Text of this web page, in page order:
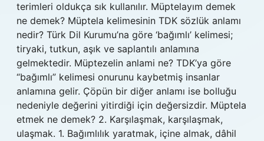
terimleri oldukça sık kullanılır. Müptelayım demek
ne demek? Müptela kelimesinin TDK sözlük anlamı
nedir? Türk Dil Kurumu’na göre ‘bağımlı’ kelimesi;
tiryaki, tutkun, aşık ve saplantılı anlamına
gelmektedir. Müptezelin anlami ne? TDK’ya göre
“bağımlı” kelimesi onurunu kaybetmiş insanlar
anlamına gelir. Çöpün bir diğer anlamı ise bolluğu
nedeniyle değerini yitirdiği için değersizdir. Müptela
etmek ne demek? 2. Karşılaşmak, karşılaşmak,
ulaşmak. 1. Bağımlılık yaratmak, içine almak, dâhil